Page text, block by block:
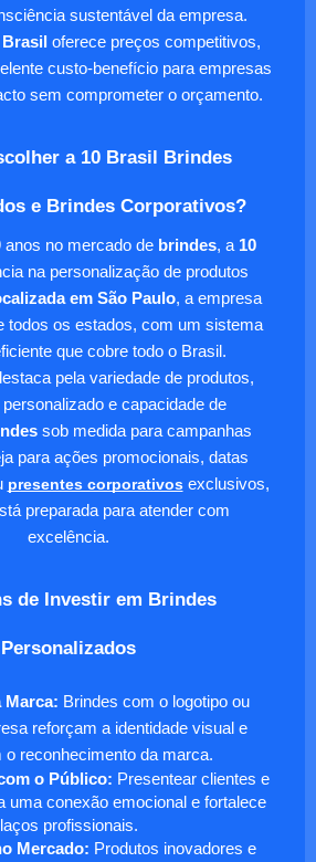
sustentável da empresa.
Brasil oferece preços competitivos,
custo-benefício para empresas
sem comprometer o orçamento.
a 10 Brasil Brindes
e Brindes Corporativos?
no mercado de brindes, a 10
na personalização de produtos
em São Paulo, a empresa
todos os estados, com um sistema
que cobre todo o Brasil.
pela variedade de produtos,
e capacidade de
sob medida para campanhas
para ações promocionais, datas
presentes corporativosexclusivos,
preparada para atender com
excelência.
de Investir em Brindes
Personalizados
Marca: Brindes com o logotipo ou
reforçam a identidade visual e
o reconhecimento da marca.
o Público: Presentear clientes e
uma conexão emocional e fortalece
laços profissionais.
Mercado: Produtos inovadores e